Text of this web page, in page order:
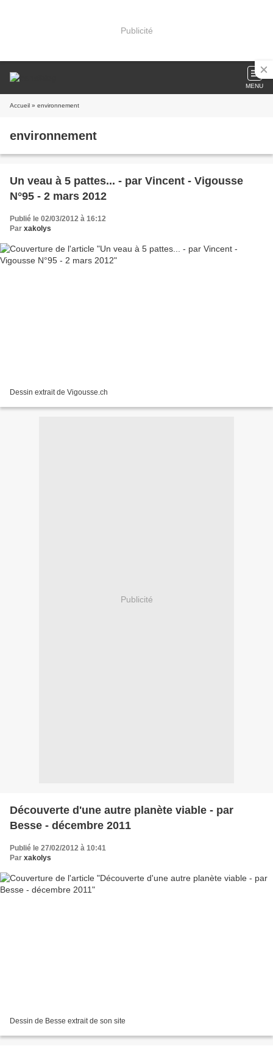
Publicité
MENU
Accueil » environnement
environnement
Un veau à 5 pattes... - par Vincent - Vigousse
N°95 - 2 mars 2012
Publié le 02/03/2012 à 16:12
Par xakolys
Dessin extrait de Vigousse.ch
Publicité
Découverte d'une autre planète viable - par
Besse - décembre 2011
Publié le 27/02/2012 à 10:41
Par xakolys
Dessin de Besse extrait de son site